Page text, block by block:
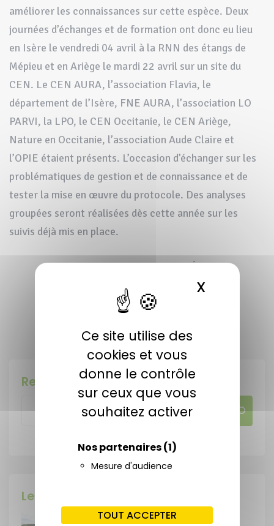
Ce site utilise des
cookies et vous
donne le contrôle
sur ceux que vous
souhaitez activer
Nos partenaires(1)
Mesure d'audience
TOUT ACCEPTER
X
améliorer les connaissances sur cette espèce. Deux
journées d’échanges et de formation ont donc eu lieu
en Isère le vendredi 04 avril à la RNN des étangs de
Mépieu et en Ariège le mardi 22 avril sur un site du
CEN. Le CEN AURA, l’association Flavia, le
département de l’Isère, FNE AURA, l’association LO
PARVI, la LPO, le CEN Occitanie, le CEN Ariège,
Nature en Occitanie, l’association Aude Claire et
l’OPIE étaient présents. L’occasion d’échanger sur les
problématiques de gestion et de connaissance et de
tester la mise en œuvre du protocole. Des analyses
groupées seront réalisées dès cette année sur les
suivis déjà mis en place.
PARTAGER CETTE ACTUALITÉ
Publiée le 7 mai 2025
Rechercher
Les dernières actu !
Signature des premières ORE sur une